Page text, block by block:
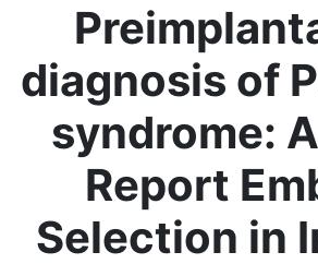
diagnosis of
syndrome:
Report
Selection in